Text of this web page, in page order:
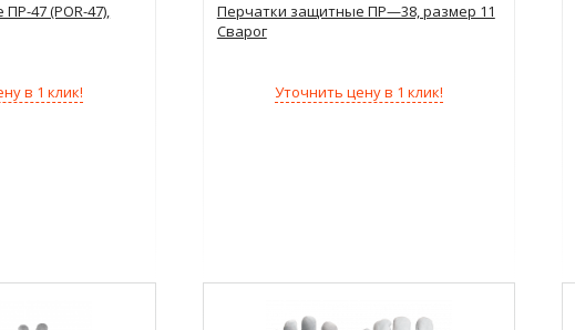
47 (POR-47),
в 1 клик!
Перчатки защитные ПР—38, размер 11
Сварог
Уточнить цену в 1 клик!